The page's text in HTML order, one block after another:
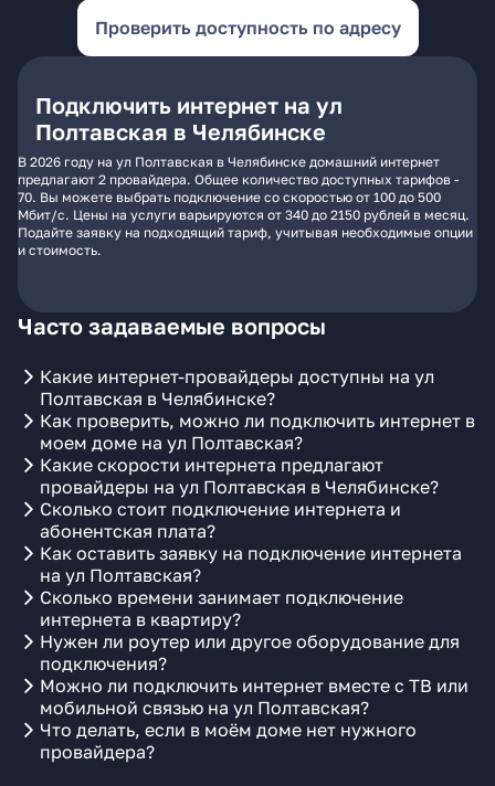
Проверить доступность по адресу
Подключить интернет на ул
Полтавская в Челябинске
В 2026 году на ул Полтавская в Челябинске домашний интернет
предлагают 2 провайдера. Общее количество доступных тарифов -
70. Вы можете выбрать подключение со скоростью от 100 до 500
Мбит/с. Цены на услуги варьируются от 340 до 2150 рублей в месяц.
Подайте заявку на подходящий тариф, учитывая необходимые опции
и стоимость.
Часто задаваемые вопросы
Какие интернет-провайдеры доступны на ул
Полтавская в Челябинске?
Как проверить, можно ли подключить интернет в
моем доме на ул Полтавская?
Какие скорости интернета предлагают
провайдеры на ул Полтавская в Челябинске?
Сколько стоит подключение интернета и
абонентская плата?
Как оставить заявку на подключение интернета
на ул Полтавская?
Сколько времени занимает подключение
интернета в квартиру?
Нужен ли роутер или другое оборудование для
подключения?
Можно ли подключить интернет вместе с ТВ или
мобильной связью на ул Полтавская?
Что делать, если в моём доме нет нужного
провайдера?